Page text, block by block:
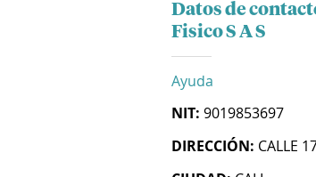
Datos de
Fisico S A S
Ayuda
NIT: 9019853697
DIRECCIÓN: CALLE